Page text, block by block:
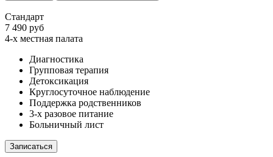
Стандарт
7 490 руб
4-х местная палата
Диагностика
Групповая терапия
Детоксикация
Круглосуточное наблюдение
Поддержка родственников
3-х разовое питание
Больничный лист
Записаться